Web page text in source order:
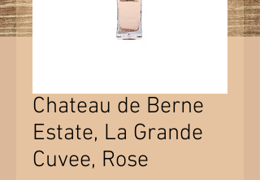
Chateau de Berne
Estate, La Grande
Cuvee, Rose